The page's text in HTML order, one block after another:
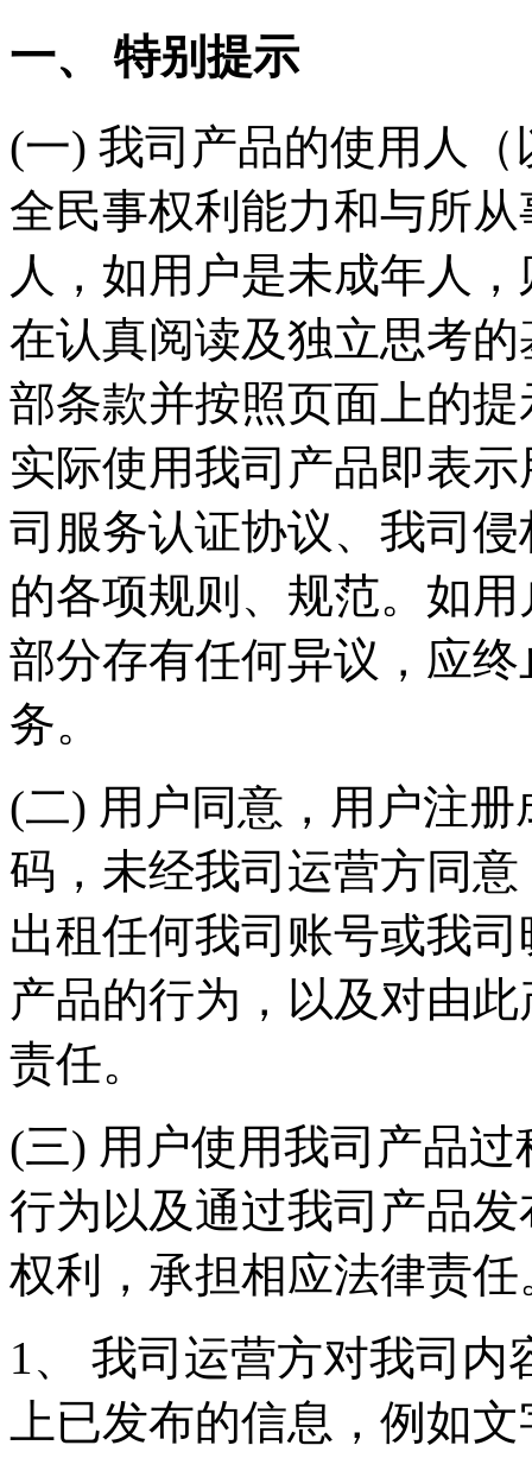
一、 特别提示
(一) 我司产品的使用人
全民事权利能力和与所
人，如用户是未成年人
在认真阅读及独立思考
部条款并按照页面上的
实际使用我司产品即表
司服务认证协议、我司
的各项规则、规范。如
部分存有任何异议，应
务。
(二) 用户同意，用户注
码，未经我司运营方同
出租任何我司账号或我
产品的行为，以及对由
责任。
(三) 用户使用我司产品
行为以及通过我司产品
权利，承担相应法律责
1、 我司运营方对我司
上已发布的信息，例如